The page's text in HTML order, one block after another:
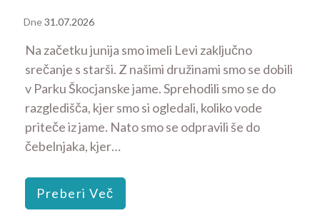
Dne31.07.2026
Na začetku junija smo imeli Levi zaključno
srečanje s starši. Z našimi družinami smo se dobili
v Parku Škocjanske jame. Sprehodili smo se do
razgledišča, kjer smo si ogledali, koliko vode
priteče iz jame. Nato smo se odpravili še do
čebelnjaka, kjer…
Preberi Več